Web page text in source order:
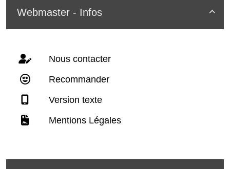

Webmaster - Infos
Nous contacter
Recommander
Version texte
Mentions Légales